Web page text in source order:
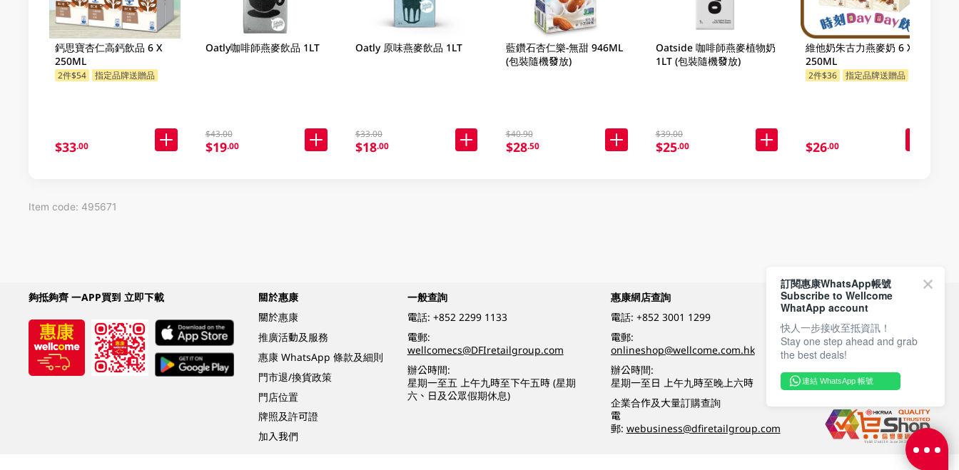
鈣思寶杏仁高鈣飲品 6 X
250ML
2件$54 指定品牌送贈品
$33.00
Oatly咖啡師燕麥飲品 1LT
$43.00
$19.00
Oatly 原味燕麥飲品 1LT
$33.00
$18.00
藍鑽石杏仁樂-無甜 946ML
(包裝隨機發放)
$40.90
$28.50
Oatside 咖啡師燕麥植物奶
1LT (包裝隨機發放)
$39.00
$25.00
維他奶朱古力燕麥奶 6 X
250ML
2件$36 指定品牌送贈品
$26.00
Item code: 495671
夠抵夠齊 一APP買到 立即下載
關於惠康
關於惠康
推廣活動及服務
惠康 WhatsApp 條款及細則
門市退/換貨政策
門店位置
牌照及許可證
加入我們
一般查詢
電話: +852 2299 1133
電郵:
wellcomecs@DFIretailgroup.com
辦公時間:
星期一至五 上午九時至下午五時 (星期
六、日及公眾假期休息)
惠康網店查詢
電話: +852 3001 1299
電郵:
onlineshop@wellcome.com.hk
辦公時間:
星期一至日 上午九時至晚上六時
企業合作及大量訂購查詢
電
郵: webusiness@dfiretailgroup.com
付款方式
關注我們
訂閱惠康WhatsApp帳號
Subscribe to Wellcome
WhatApp account
快人一步接收至抵資訊！
Stay one step ahead and grab
the best deals!
連結 WhatsApp 帳號